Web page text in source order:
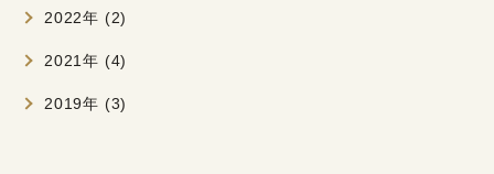
2022年 (2)
2021年 (4)
2019年 (3)